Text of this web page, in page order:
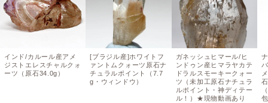
インド/カルール産アメ
ジストエレスチャルクォ
ーツ（原石34.0g）
[ブラジル産]ホワイトフ
ァントムクォーツ原石ナ
チュラルポイント（7.7
g・ウィンドウ）
ガネッシュヒマール/ヒ
ンドゥン産ヒマラヤカテ
ドラルスモーキークォー
ツ（未加工原石ナチュラ
ルポイント・神ディテー
ル！）★現物動画あり